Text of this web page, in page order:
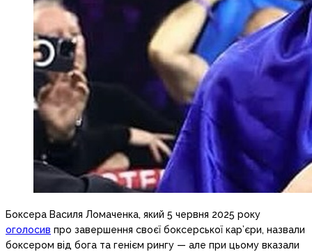
Боксера Василя Ломаченка, який 5 червня 2025 року
оголосив про завершення своєї боксерської кар’єри, назвали
боксером від бога та генієм рингу — але при цьому вказали